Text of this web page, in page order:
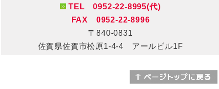
TEL 0952-22-8995(代)
FAX 0952-22-8996
〒840-0831
佐賀県佐賀市松原1-4-4 アールビル1F